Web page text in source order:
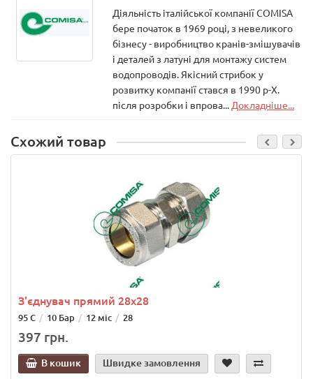
Діяльність італійської компанії COMISA
бере початок в 1969 році, з невеликого
бізнесу - виробництво кранів-змішувачів
і деталей з латуні для монтажу систем
водопроводів. Якісний стрибок у
розвитку компанії стався в 1990 р-Х.
після розробки і впрова... Докладніше...
Схожий товар
З'єднувач прямий 28х28
95 С 10 Бар 12 міс 28
397 грн.
В кошик Швидке замовлення